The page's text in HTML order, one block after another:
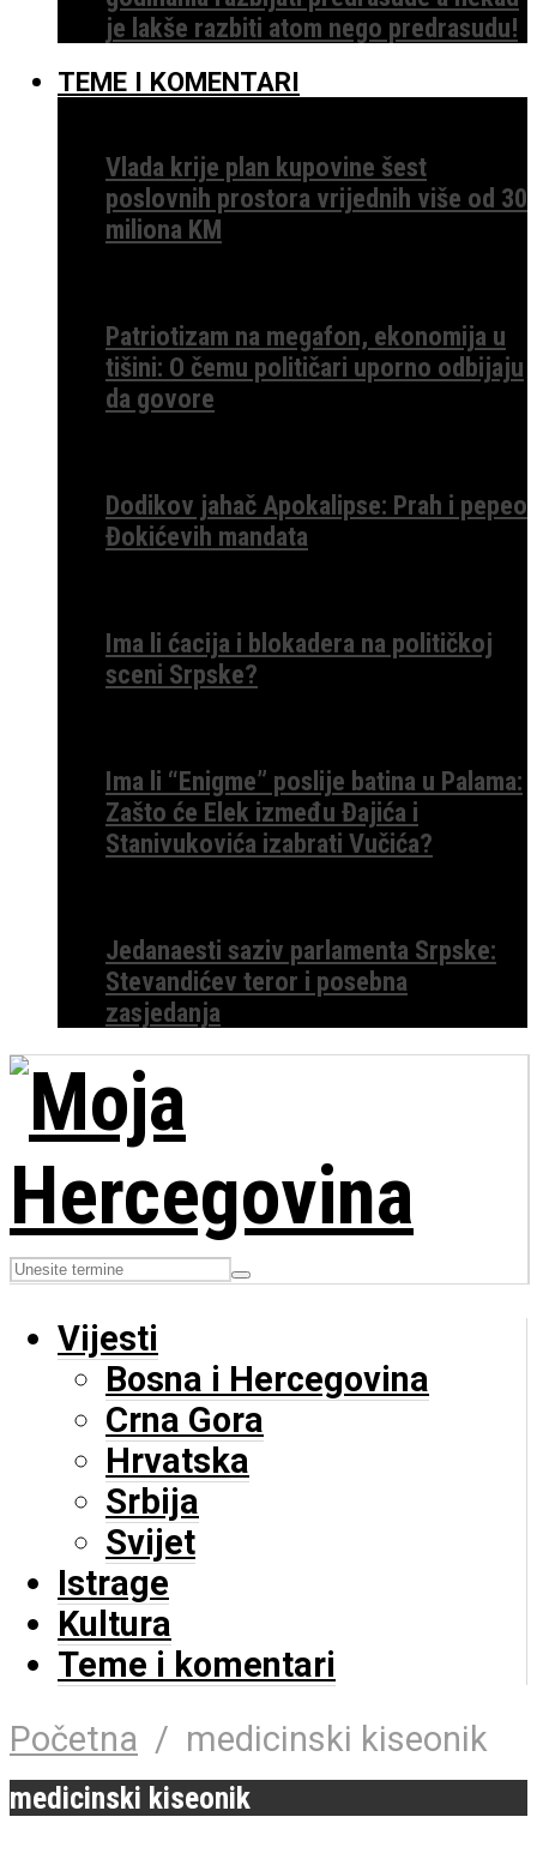
je lakše razbiti atom nego predrasudu!
TEME I KOMENTARI
Vlada krije plan kupovine šest
poslovnih prostora vrijednih više od 30
miliona KM
Patriotizam na megafon, ekonomija u
tišini: O čemu političari uporno odbijaju
da govore
Dodikov jahač Apokalipse: Prah i pepeo
Đokićevih mandata
Ima li ćacija i blokadera na političkoj
sceni Srpske?
Ima li “Enigme” poslije batina u Palama:
Zašto će Elek između Đajića i
Stanivukovića izabrati Vučića?
Jedanaesti saziv parlamenta Srpske:
Stevandićev teror i posebna
zasjedanja
Vijesti
Bosna i Hercegovina
Crna Gora
Hrvatska
Srbija
Svijet
Istrage
Kultura
Teme i komentari
Početna / medicinski kiseonik
medicinski kiseonik